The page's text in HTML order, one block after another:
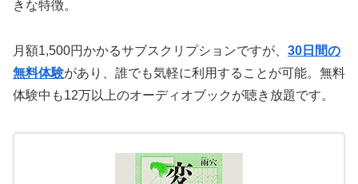
きな特徴。
月額1,500円かかるサブスクリプションですが、 30日間の
無料体験があり、誰でも気軽に利用することが可能。無料
体験中も12万以上のオーディオブックが聴き放題です。